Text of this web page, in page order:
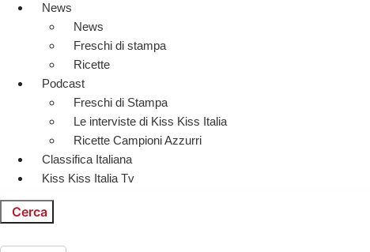
News
News
Freschi di stampa
Ricette
Podcast
Freschi di Stampa
Le interviste di Kiss Kiss Italia
Ricette Campioni Azzurri
Classifica Italiana
Kiss Kiss Italia Tv
Cerca